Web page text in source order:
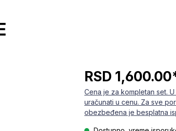
RSD
Cena je za kompletan set.
uračunati u cenu. Za sve
obezbeđena je besplatna